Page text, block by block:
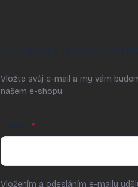
Vložte svůj e-mail a my vám
našem e-shopu.
Vložením a odesláním e-mailu